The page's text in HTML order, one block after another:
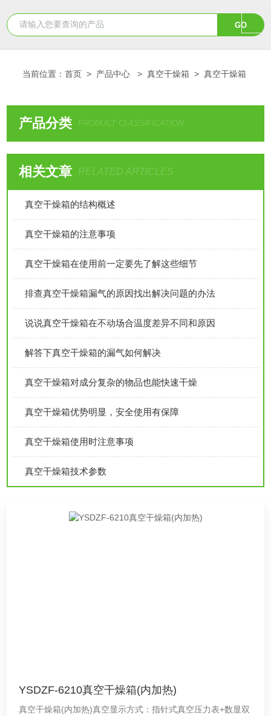
当前位置：首页 > 产品中心 >真空干燥箱 >真空干燥箱
产品分类 PRODUCT CLASSIFICATION
相关文章 RELATED ARTICLES
真空干燥箱的结构概述
真空干燥箱的注意事项
真空干燥箱在使用前一定要先了解这些细节
排查真空干燥箱漏气的原因找出解决问题的办法
说说真空干燥箱在不动场合温度差异不同和原因
解答下真空干燥箱的漏气如何解决
真空干燥箱对成分复杂的物品也能快速干燥
真空干燥箱优势明显，安全使用有保障
真空干燥箱使用时注意事项
真空干燥箱技术参数
YSDZF-6210真空干燥箱(内加热)
真空干燥箱(内加热)真空显示方式：指针式真空压力表+数显双